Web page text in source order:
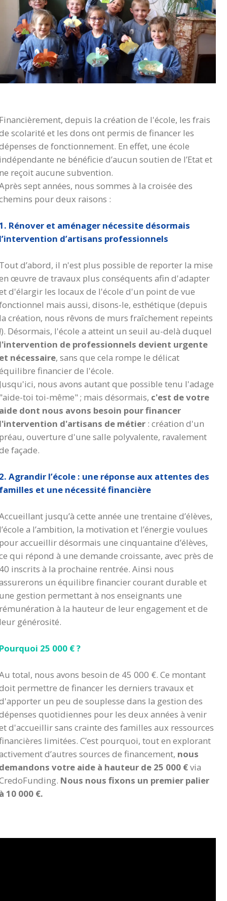
depuis la création de l'école, les frais
scolarité et les dons ont permis de financer les
de fonctionnement. En effet, une école
ne bénéficie d’aucun soutien de l’Etat et
reçoit aucune subvention.
sept années, nous sommes à la croisée des
pour deux raisons :
Rénover et aménager nécessite désormais
d’artisans professionnels
d’abord, il n'est plus possible de reporter la mise
œuvre de travaux plus conséquents afin d'adapter
d'élargir les locaux de l'école d'un point de vue
mais aussi, disons-le, esthétique (depuis
création, nous rêvons de murs fraîchement repeints
Désormais, l'école a atteint un seuil au-delà duquel
de professionnels devient urgente
nécessaire, sans que cela rompe le délicat
financier de l'école.
nous avons autant que possible tenu l'adage
toi toi-même" ; mais désormais, c'est de votre
dont nous avons besoin pour financer
d'artisans de métier : création d'un
ouverture d'une salle polyvalente, ravalement
façade.
Agrandir l’école : une réponse aux attentes des
et une nécessité financière
jusqu’à cette année une trentaine d’élèves,
a l’ambition, la motivation et l’énergie voulues
accueillir désormais une cinquantaine d’élèves,
qui répond à une demande croissante, avec près de
inscrits à la prochaine rentrée. Ainsi nous
un équilibre financier courant durable et
gestion permettant à nos enseignants une
à la hauteur de leur engagement et de
générosité.
25 000 € ?
total, nous avons besoin de 45 000 €. Ce montant
permettre de financer les derniers travaux et
un peu de souplesse dans la gestion des
quotidiennes pour les deux années à venir
d'accueillir sans crainte des familles aux ressources
limitées. C’est pourquoi, tout en explorant
d’autres sources de financement, nous
votre aide à hauteur de 25 000 €via
Nous nous fixons un premier palier
10 000 €.